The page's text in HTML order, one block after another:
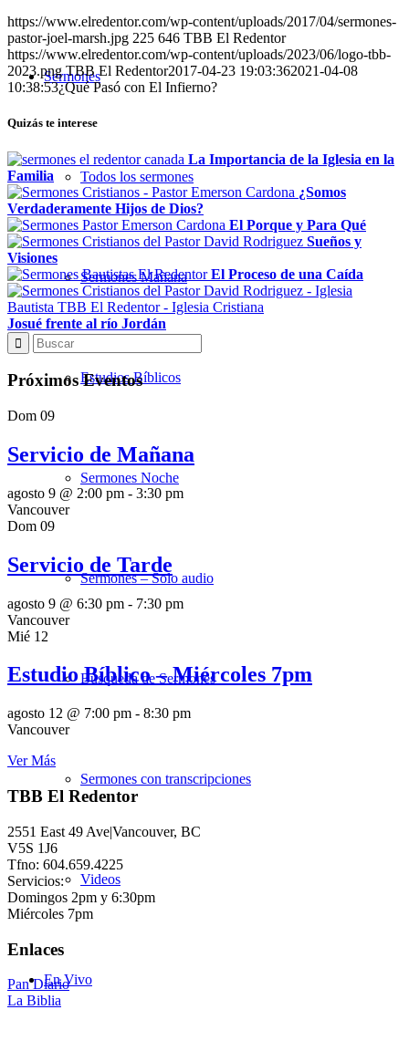
Sermones
Todos los sermones
Sermones Mañana
Estudios Bíblicos
Sermones Noche
Sermones – Solo audio
Búsqueda de Sermones
Sermones con transcripciones
Videos
En Vivo
https://www.elredentor.com/wp-content/uploads/2017/04/sermones-
pastor-joel-marsh.jpg 225 646 TBB El Redentor
https://www.elredentor.com/wp-content/uploads/2023/06/logo-tbb-
2023.png TBB El Redentor2017-04-23 19:03:362021-04-08
10:38:53¿Qué Pasó con El Infierno?
Quizás te interese
La Importancia de la Iglesia en la
Familia
¿Somos
Verdaderamente Hijos de Dios?
El Porque y Para Qué
Sueños y
Visiones
El Proceso de una Caída
Josué frente al río Jordán
Próximos Eventos
Dom 09
Servicio de Mañana
agosto 9 @ 2:00 pm - 3:30 pm
Vancouver
Dom 09
Servicio de Tarde
agosto 9 @ 6:30 pm - 7:30 pm
Vancouver
Mié 12
Estudio Bíblico – Miércoles 7pm
agosto 12 @ 7:00 pm - 8:30 pm
Vancouver
Ver Más
TBB El Redentor
2551 East 49 Ave|Vancouver, BC
V5S 1J6
Tfno: 604.659.4225
Servicios:
Domingos 2pm y 6:30pm
Miércoles 7pm
Enlaces
Pan Diario
La Biblia